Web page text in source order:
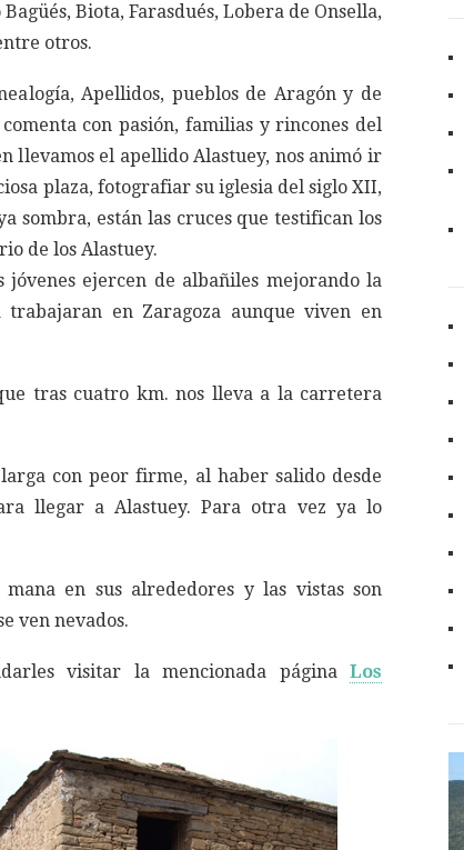
Biota, Farasdués, Lobera de Onsella,
otros.
Apellidos, pueblos de Aragón y de
con pasión, familias y rincones del
llevamos el apellido Alastuey, nos animó ir
plaza, fotografiar su iglesia del siglo XII,
sombra, están las cruces que testifican los
de los Alastuey.
jóvenes ejercen de albañiles mejorando la
trabajaran en Zaragoza aunque viven en
tras cuatro km. nos lleva a la carretera
con peor firme, al haber salido desde
llegar a Alastuey. Para otra vez ya lo
en sus alrededores y las vistas son
ven nevados.
visitar la mencionada página Los